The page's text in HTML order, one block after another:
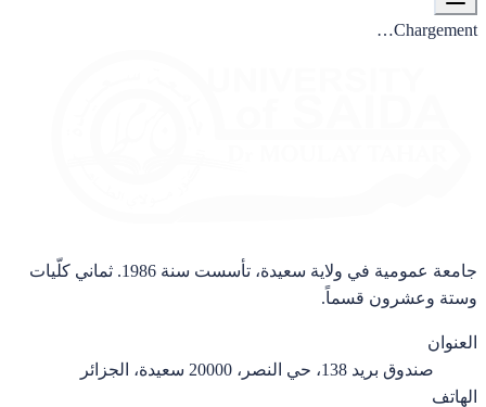
Chargement…
جامعة عمومية في ولاية سعيدة، تأسست سنة 1986. ثماني كلّيات
وستة وعشرون قسماً.
العنوان
صندوق بريد 138، حي النصر، 20000 سعيدة، الجزائر
الهاتف